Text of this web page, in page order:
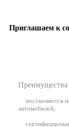
Приглашаем к
Преимущества
поставляются
автомобилей;